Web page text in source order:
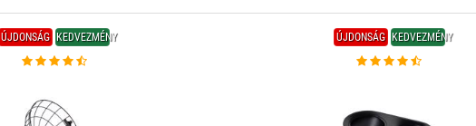
ÚJDONSÁG KEDVEZMÉNY ÚJDONSÁG KEDVEZMÉNY